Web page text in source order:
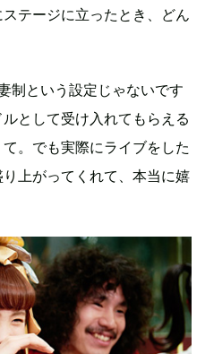
テージに立ったとき、どん
制という設定じゃないです
として受け入れてもらえる
。でも実際にライブをした
上がってくれて、本当に嬉